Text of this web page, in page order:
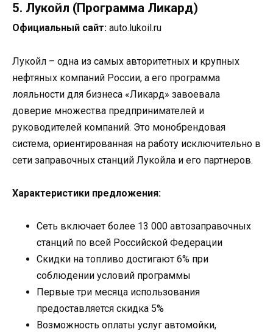
5. Лукойл (Программа Ликард)
Официальный сайт: auto.lukoil.ru
Лукойл – одна из самых авторитетных и крупных
нефтяных компаний России, а его программа
лояльности для бизнеса «Ликард» завоевала
доверие множества предпринимателей и
руководителей компаний. Это монобрендовая
система, ориентированная на работу исключительно в
сети заправочных станций Лукойла и его партнеров.
Характеристики предложения:
Сеть включает более 13 000 автозаправочных
станций по всей Российской Федерации
Скидки на топливо достигают 6% при
соблюдении условий программы
Первые три месяца использования
предоставляется скидка 5%
Возможность оплаты услуг автомойки,